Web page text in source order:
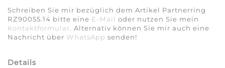
Schreiben Sie mir bezüglich dem Artikel Partnerring
RZ90055.14 bitte eine E-Mail oder nutzen Sie mein
Kontaktformular. Alternativ können Sie mir auch eine
Nachricht über WhatsApp senden!
Details